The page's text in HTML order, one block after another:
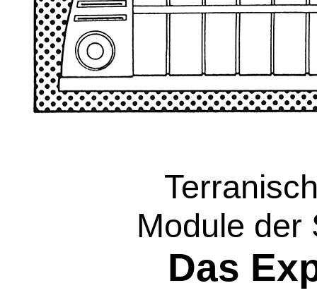
Module der
Das